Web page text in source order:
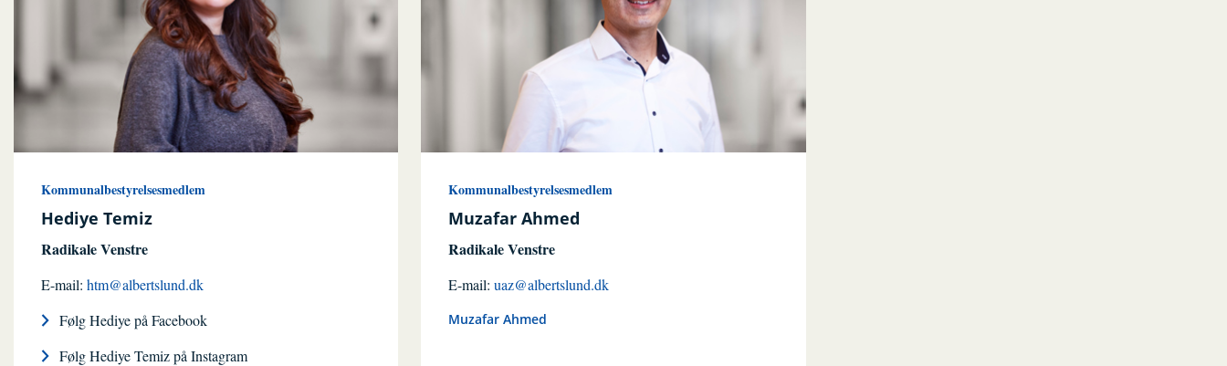
Kommunalbestyrelsesmedlem
Hediye Temiz
Radikale Venstre
E-mail: htm@albertslund.dk
Følg Hediye på Facebook
Følg Hediye Temiz på Instagram
Kommunalbestyrelsesmedlem
Muzafar Ahmed
Radikale Venstre
E-mail:uaz@albertslund.dk
Muzafar Ahmed